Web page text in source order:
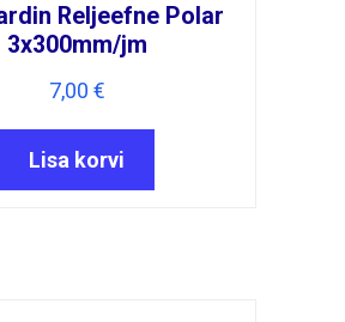
Reljeefne Polar
3x300mm/jm
7,00 €
Lisa korvi